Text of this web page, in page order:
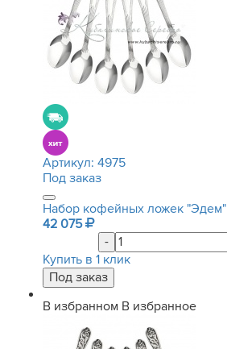
Артикул: 4975
Под заказ
Набор кофейных ложек "Эдем"
42 075
-
Купить в 1 клик
В избранном В избранное